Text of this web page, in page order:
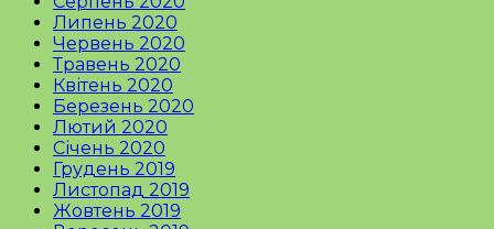
Липень 2020
Червень 2020
Травень 2020
Квітень 2020
Березень 2020
Лютий 2020
Січень 2020
Грудень 2019
Листопад 2019
Жовтень 2019